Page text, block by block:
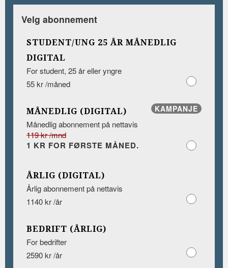
Velg abonnement
STUDENT/UNG 25 ÅR MÅNEDLIG
DIGITAL
For student, 25 år eller yngre
55 kr /måned
KAMPANJE
MÅNEDLIG (DIGITAL)
Månedlig abonnement på nettavis
119 kr /mnd
1 KR FOR FØRSTE MÅNED.
ÅRLIG (DIGITAL)
Årlig abonnement på nettavis
1140 kr /år
BEDRIFT (ÅRLIG)
For bedrifter
2590 kr /år